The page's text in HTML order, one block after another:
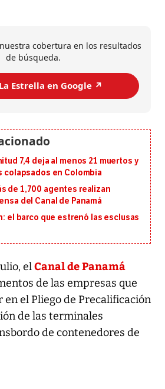
cobertura en los resultados
de búsqueda.
Estrella en Google ↗️
7,4 deja al menos 21 muertos y
en Colombia
de 1,700 agentes realizan
del Canal de Panamá
el barco que estrenó las esclusas
elCanal de Panamá
de las empresas que
el Pliego de Precalificación
de las terminales
de contenedores de